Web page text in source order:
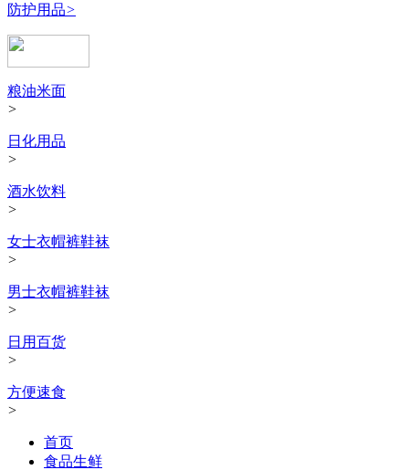
防护用品>
粮油米面
>
日化用品
>
酒水饮料
>
女士衣帽裤鞋袜
>
男士衣帽裤鞋袜
>
日用百货
>
方便速食
>
首页
食品生鲜